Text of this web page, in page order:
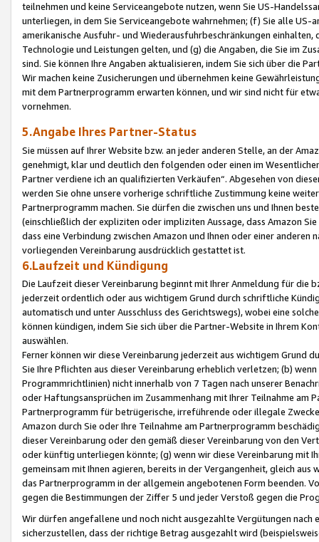
teilnehmen und keine Serviceangebote nutzen, wenn Sie US-
unterliegen, in dem Sie Serviceangebote wahrnehmen; (f) Sie alle
amerikanische Ausfuhr- und Wiederausfuhrbeschränkungen
Technologie und Leistungen gelten, und (g) die Angaben, die Sie im
sind. Sie können Ihre Angaben aktualisieren, indem Sie sich über die
Wir machen keine Zusicherungen und übernehmen keine
mit dem Partnerprogramm erwarten können, und wir sind nicht für
vornehmen.
5.Angabe Ihres Partner-Status
Sie müssen auf Ihrer Website bzw. an jeder anderen Stelle, an der
genehmigt, klar und deutlich den folgenden oder einen im
Partner verdiene ich an qualifizierten Verkäufen“. Abgesehen von
werden Sie ohne unsere vorherige schriftliche Zustimmung keine
Partnerprogramm machen. Sie dürfen die zwischen uns und Ihnen
(einschließlich der expliziten oder impliziten Aussage, dass Amazon
dass eine Verbindung zwischen Amazon und Ihnen oder einer
vorliegenden Vereinbarung ausdrücklich gestattet ist.
6.Laufzeit und Kündigung
Die Laufzeit dieser Vereinbarung beginnt mit Ihrer Anmeldung für die
jederzeit ordentlich oder aus wichtigem Grund durch schriftliche
automatisch und unter Ausschluss des Gerichtswegs), wobei eine
können kündigen, indem Sie sich über die Partner-Website in Ihrem
auswählen.
Ferner können wir diese Vereinbarung jederzeit aus wichtigem Grund
Sie Ihre Pflichten aus dieser Vereinbarung erheblich verletzen; (b)
Programmrichtlinien) nicht innerhalb von 7 Tagen nach unserer
oder Haftungsansprüchen im Zusammenhang mit Ihrer Teilnahme am
Partnerprogramm für betrügerische, irreführende oder illegale
Amazon durch Sie oder Ihre Teilnahme am Partnerprogramm
dieser Vereinbarung oder den gemäß dieser Vereinbarung von den
oder künftig unterliegen könnte; (g) wenn wir diese Vereinbarung mit
gemeinsam mit Ihnen agieren, bereits in der Vergangenheit, gleich
das Partnerprogramm in der allgemein angebotenen Form beenden.
gegen die Bestimmungen der Ziffer 5 und jeder Verstoß gegen die
Wir dürfen angefallene und noch nicht ausgezahlte Vergütungen
sicherzustellen, dass der richtige Betrag ausgezahlt wird